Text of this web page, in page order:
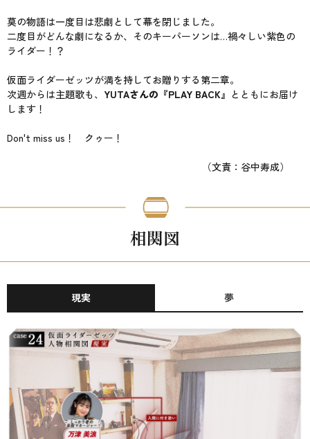
莫の物語は一度目は悲劇として幕を閉じました。
二度目がどんな劇になるか、そのキーパーソンは…禍々しい紫色の
ライダー！？
仮面ライダーゼッツが満を持してお贈りする第二章。
次週からは主題歌も、 YUTAさんの『PLAY BACK』 とともにお届け
します！
Don't miss us！ クゥー！
（文責：谷中寿成）
相関図
現実 夢